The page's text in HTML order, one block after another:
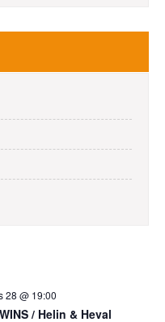
28 @ 19:00
/ Helin & Heval